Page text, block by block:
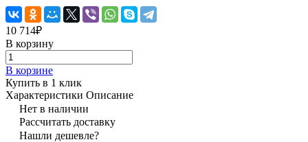
10 714₽
В корзину
В корзине
Купить в 1 клик
Характеристики Описание
Нет в наличии
Рассчитать доставку
Нашли дешевле?